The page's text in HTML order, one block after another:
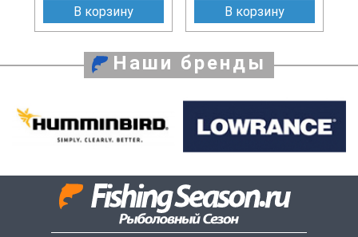
В корзину
В корзину
Наши бренды